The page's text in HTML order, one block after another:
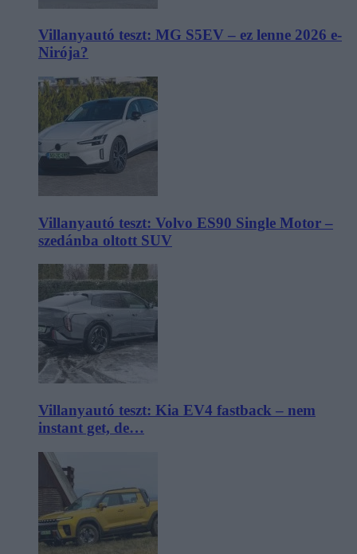
Villanyautó teszt: MG S5EV – ez lenne 2026 e-
Nirója?
Villanyautó teszt: Volvo ES90 Single Motor –
szedánba oltott SUV
Villanyautó teszt: Kia EV4 fastback – nem
instant get, de…